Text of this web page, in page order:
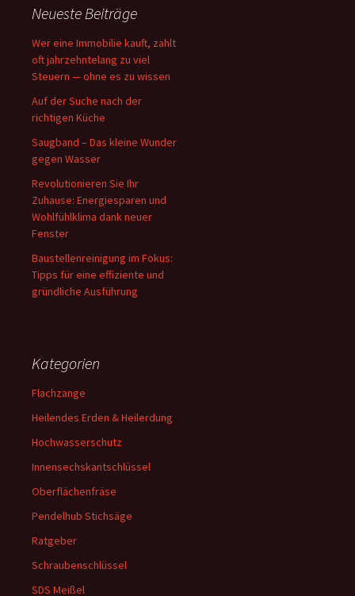
Neueste Beiträge
Wer eine Immobilie kauft, zahlt
oft jahrzehntelang zu viel
Steuern — ohne es zu wissen
Auf der Suche nach der
richtigen Küche
Saugband – Das kleine Wunder
gegen Wasser
Revolutionieren Sie Ihr
Zuhause: Energiesparen und
Wohlfühlklima dank neuer
Fenster
Baustellenreinigung im Fokus:
Tipps für eine effiziente und
gründliche Ausführung
Kategorien
Flachzange
Heilendes Erden & Heilerdung
Hochwasserschutz
Innensechskantschlüssel
Oberflächenfräse
Pendelhub Stichsäge
Ratgeber
Schraubenschlüssel
SDS Meißel